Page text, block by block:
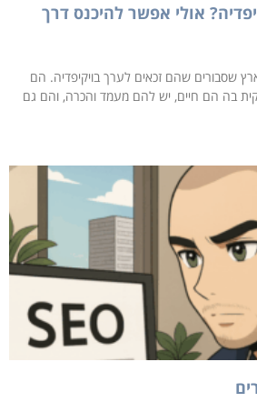
אולי אפשר להיכנס דרך
שסבורים שהם זכאים לערך בויקיפדיה. הם
בה הם חיים, יש להם מעמד והכרה, והם גם